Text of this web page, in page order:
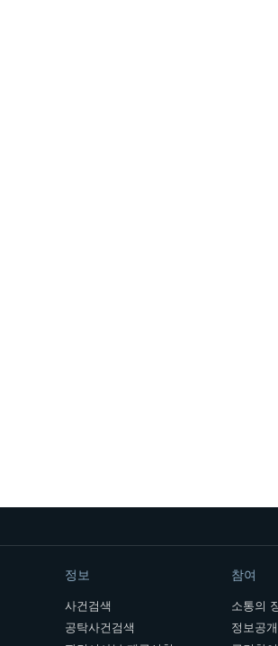
정보
사건검색
공탁사건검색
참여
소통의
정보공